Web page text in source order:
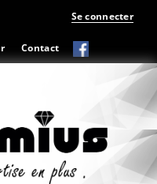
Contact
Se connecter